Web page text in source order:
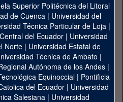
Superior Politécnica del Litoral
de Cuenca| Universidad del
Técnica Particular de Loja|
del Ecuador| Universidad
Norte | Universidad Estatal de
Técnica de Ambato |
Autónoma de los Andes|
Equinoccial| Pontificia
del Ecuador | Universidad
Salesiana | Universidad